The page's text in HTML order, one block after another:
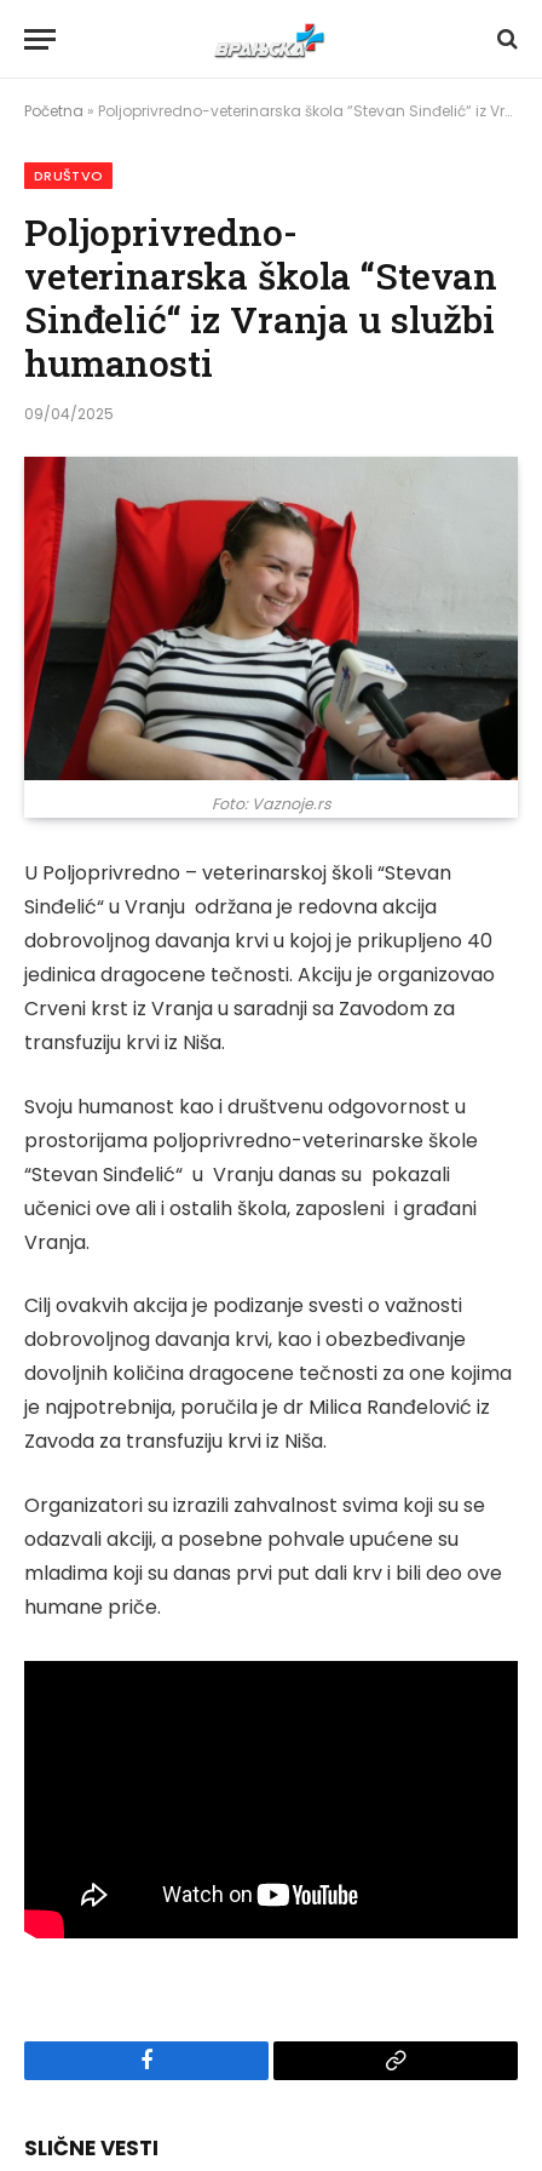
Početna » Poljoprivredno-veterinarska škola “Stevan Sinđelić“ iz Vranja u službi humanosti
DRUŠTVO
Poljoprivredno-
veterinarska škola “Stevan
Sinđelić“ iz Vranja u službi
humanosti
09/04/2025
Foto: Vaznoje.rs
U Poljoprivredno – veterinarskoj školi “Stevan
Sinđelić“ u Vranju održana je redovna akcija
dobrovoljnog davanja krvi u kojoj je prikupljeno 40
jedinica dragocene tečnosti. Akciju je organizovao
Crveni krst iz Vranja u saradnji sa Zavodom za
transfuziju krvi iz Niša.
Svoju humanost kao i društvenu odgovornost u
prostorijama poljoprivredno-veterinarske škole
“Stevan Sinđelić“ u Vranju danas su pokazali
učenici ove ali i ostalih škola, zaposleni i građani
Vranja.
Cilj ovakvih akcija je podizanje svesti o važnosti
dobrovoljnog davanja krvi, kao i obezbeđivanje
dovoljnih količina dragocene tečnosti za one kojima
je najpotrebnija, poručila je dr Milica Ranđelović iz
Zavoda za transfuziju krvi iz Niša.
Organizatori su izrazili zahvalnost svima koji su se
odazvali akciji, a posebne pohvale upućene su
mladima koji su danas prvi put dali krv i bili deo ove
humane priče.
Facebook
Copy
SLIČNE VESTI